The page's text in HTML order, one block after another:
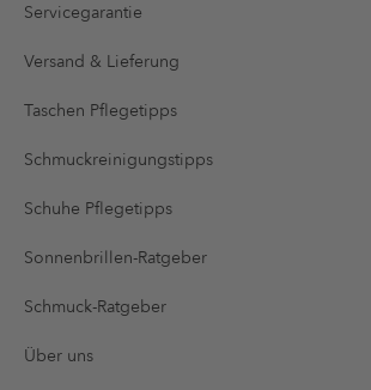
Servicegarantie
Versand & Lieferung
Taschen Pflegetipps
Schmuckreinigungstipps
Schuhe Pflegetipps
Sonnenbrillen-Ratgeber
Schmuck-Ratgeber
Über uns